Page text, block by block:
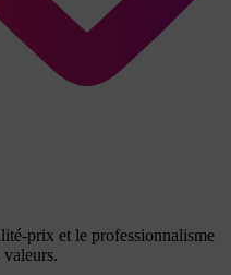
prix et le professionnalisme